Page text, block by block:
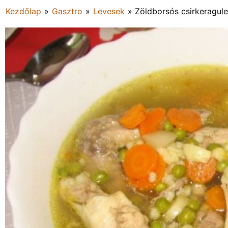
Kezdőlap » Gasztro » Levesek » Zöldborsós